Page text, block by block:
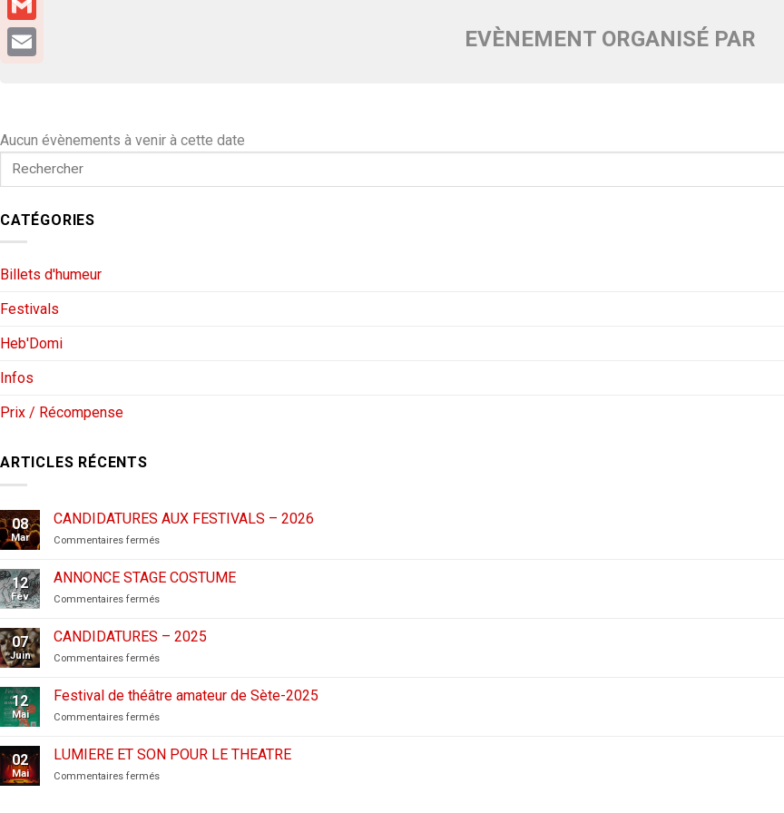
EVÈNEMENT ORGANISÉ PAR
Aucun évènements à venir à cette date
CATÉGORIES
Billets d'humeur
Festivals
Heb'Domi
Infos
Prix / Récompense
ARTICLES RÉCENTS
08
Mar
CANDIDATURES AUX FESTIVALS – 2026
Commentaires ferméssur
AUX
FESTIVALS
–
12
Fév
ANNONCE STAGE COSTUME
Commentaires ferméssur
STAGE
COSTUME
07
Juin
CANDIDATURES – 2025
Commentaires ferméssur
2025
12
Mai
Festival de théâtre amateur de Sète-2025
Commentaires ferméssur
de
théâtre
amateur
02
Mai
LUMIERE ET SON POUR LE THEATRE
Commentaires ferméssur
Gmail